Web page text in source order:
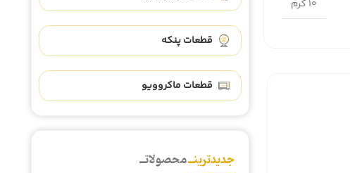
10 گرم
قطعات پنکه
قطعات ماکروویو
جدیدترینــمحصولاتــ